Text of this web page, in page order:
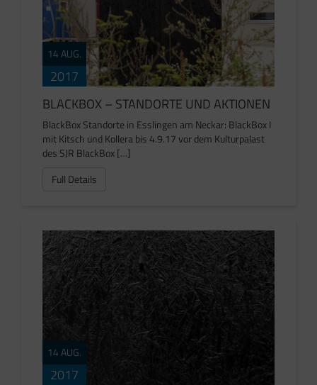
14 AUG.
2017
BLACKBOX – STANDORTE UND AKTIONEN
BlackBox Standorte in Esslingen am Neckar: BlackBox I
mit Kitsch und Kollera bis 4.9.17 vor dem Kulturpalast
des SJR BlackBox […]
Full Details
14 AUG.
2017